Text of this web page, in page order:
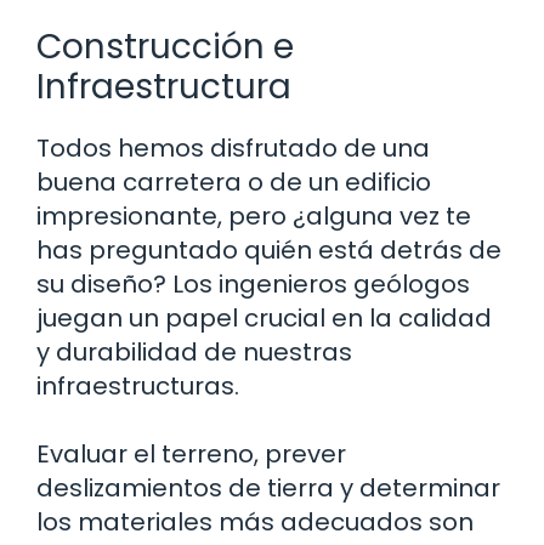
Construcción e
Infraestructura
Todos hemos disfrutado de una
buena carretera o de un edificio
impresionante, pero ¿alguna vez te
has preguntado quién está detrás de
su diseño? Los ingenieros geólogos
juegan un papel crucial en la calidad
y durabilidad de nuestras
infraestructuras.
Evaluar el terreno, prever
deslizamientos de tierra y determinar
los materiales más adecuados son